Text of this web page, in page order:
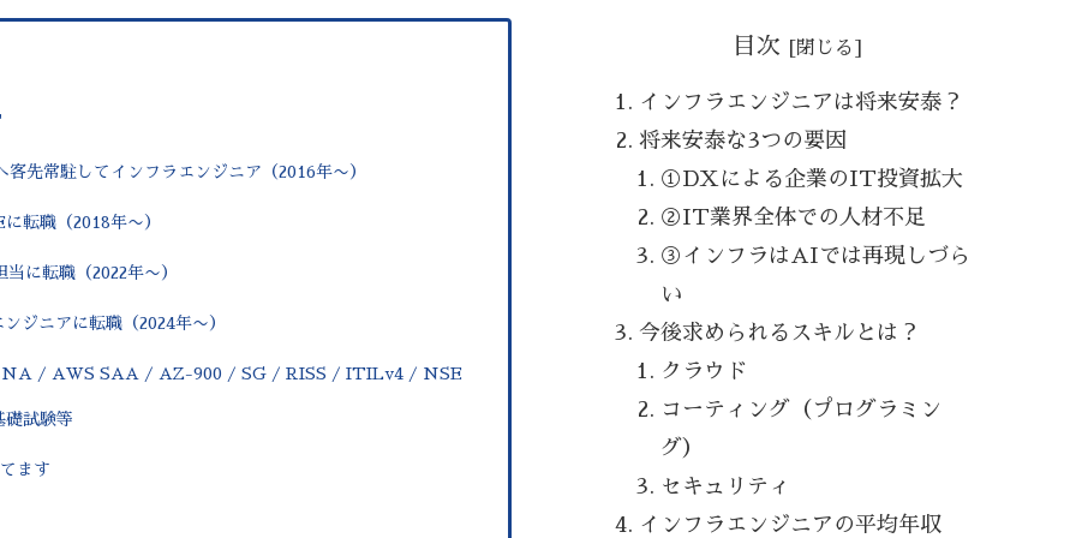
先常駐してインフラエンジニア（2016年〜 ）
転職（2018年〜）
当に転職（2022年〜）
ジニアに転職（2024年〜）
/ AWS SAA / AZ-900 / SG / RISS / ITILv4 / NSE
試験等
ます
目次
インフラエンジニアは将来安泰？
将来安泰な3つの要因
①DXによる企業のIT投資拡大
②IT業界全体での人材不足
③インフラはAIでは再現しづら
い
今後求められるスキルとは？
クラウド
コーティング（プログラミン
グ）
セキュリティ
インフラエンジニアの平均年収